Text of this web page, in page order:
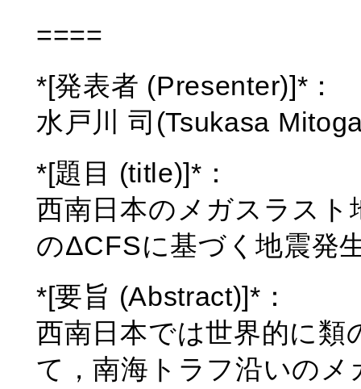
====
*[発表者 (Presenter)]*：
水戸川 司(Tsukasa
*[題目 (title)]*：
西南日本のメガスラス
のΔCFSに基づく地震発
*[要旨 (Abstract)]*：
西南日本では世界的に類
て，南海トラフ沿いの